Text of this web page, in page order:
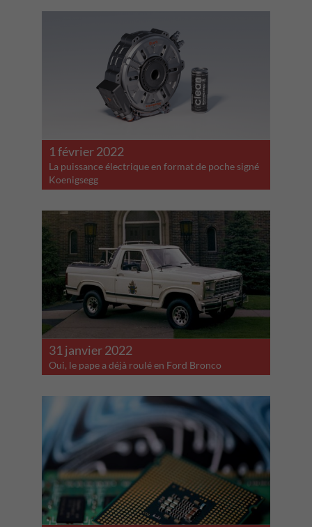
1 février 2022
La puissance électrique en format de poche signé
Koenigsegg
31 janvier 2022
Oui, le pape a déjà roulé en Ford Bronco